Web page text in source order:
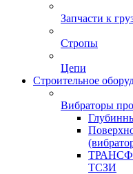
Запчасти к
Стропы
Цепи
Строительное
Вибраторы
ТСЗИ